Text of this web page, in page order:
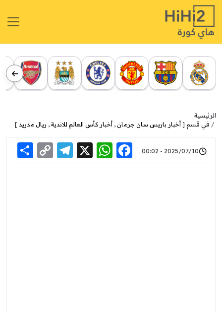
الرئيسية
في قسم [ أخبار باريس سان جرمان , أخبار كأس العالم للاندية , ريال مدريد ]
2025/07/10 - 00:02
Facebook
WhatsApp
X
Link